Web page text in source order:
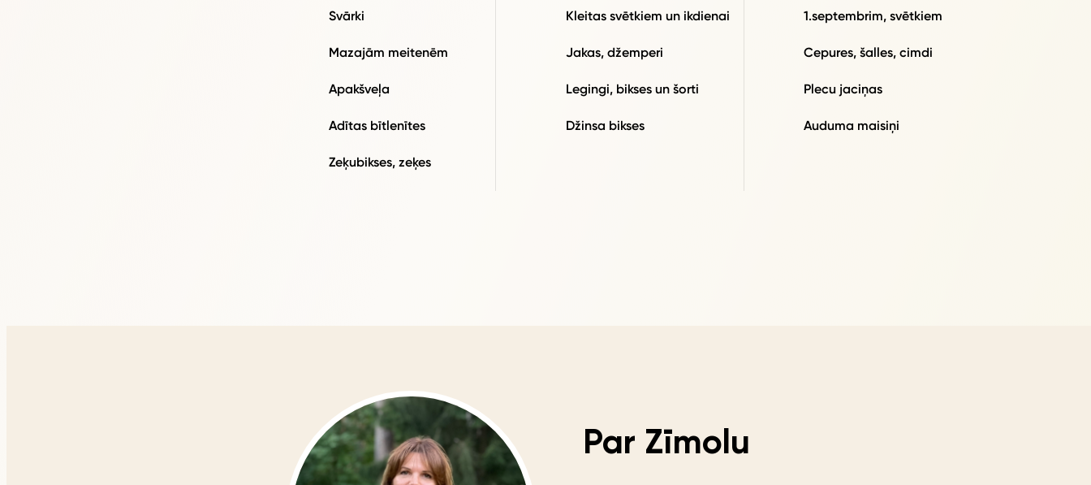
Svārki Kleitas svētkiem un ikdienai 1.septembrim, svētkiem
Mazajām meitenēm Jakas, džemperi Cepures, šalles, cimdi
Apakšveļa Legingi, bikses un šorti Plecu jaciņas
Adītas bītlenītes Džinsa bikses Auduma maisiņi
Zeķubikses, zeķes
Par Zīmolu